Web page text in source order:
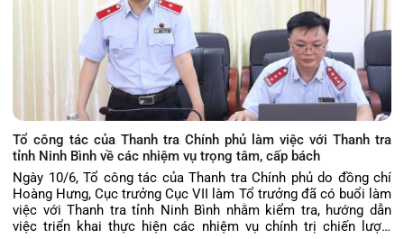
Tổ công tác của Thanh tra Chính phủ làm việc với Thanh tra
tỉnh Ninh Bình về các nhiệm vụ trọng tâm, cấp bách
Ngày 10/6, Tổ công tác của Thanh tra Chính phủ do đồng chí
Hoàng Hưng, Cục trưởng Cục VII làm Tổ trưởng đã có buổi làm
việc với Thanh tra tỉnh Ninh Bình nhằm kiểm tra, hướng dẫn
việc triển khai thực hiện các nhiệm vụ chính trị chiến lược,